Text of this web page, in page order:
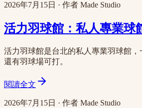
2026年7月15日 · 作者 Made Studio
活力羽球館：私人專業球
活力羽球館是台北的私人專業羽球館
還有羽球場可打。
閱讀全文
2026年7月15日 · 作者 Made Studio